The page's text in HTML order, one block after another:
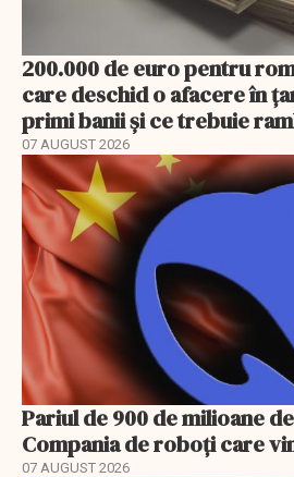
200.000 de euro pentru
care deschid o afacere în
primi banii și ce trebuie
07 AUGUST 2026
Pariul de 900 de milioane
Compania de roboți care
07 AUGUST 2026